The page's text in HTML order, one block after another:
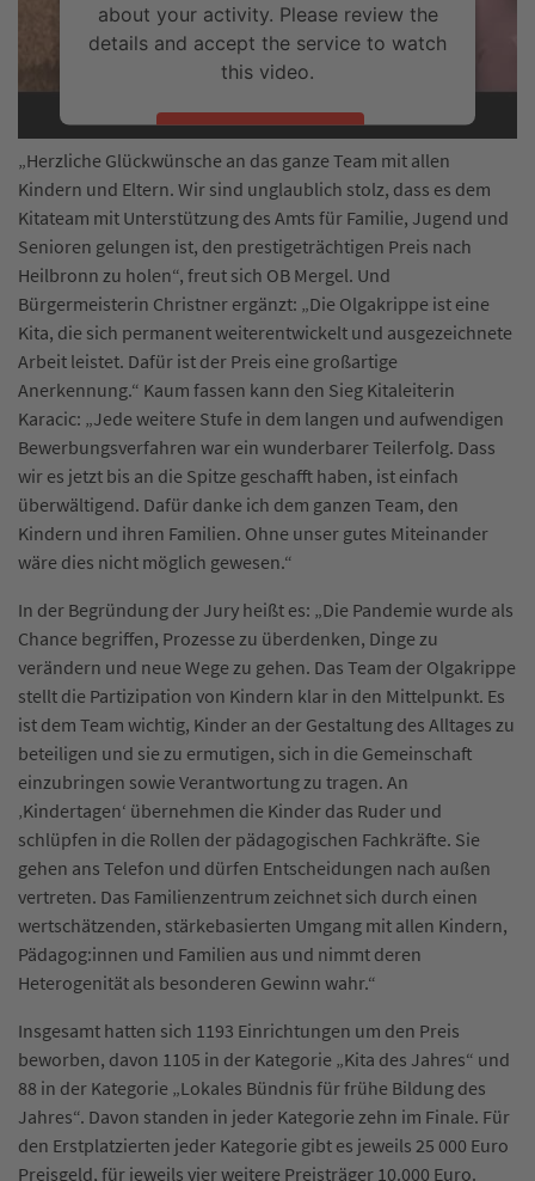
about your activity. Please review the
details and accept the service to watch
this video.
More Information
Accept
„Herzliche Glückwünsche an das ganze Team mit allen
Kindern und Eltern. Wir sind unglaublich stolz, dass es dem
Kitateam mit Unterstützung des Amts für Familie, Jugend und
Senioren gelungen ist, den prestigeträchtigen Preis nach
Heilbronn zu holen“, freut sich OB Mergel. Und
Bürgermeisterin Christner ergänzt: „Die Olgakrippe ist eine
Kita, die sich permanent weiterentwickelt und ausgezeichnete
Arbeit leistet. Dafür ist der Preis eine großartige
Anerkennung.“ Kaum fassen kann den Sieg Kitaleiterin
Karacic: „Jede weitere Stufe in dem langen und aufwendigen
Bewerbungsverfahren war ein wunderbarer Teilerfolg. Dass
wir es jetzt bis an die Spitze geschafft haben, ist einfach
überwältigend. Dafür danke ich dem ganzen Team, den
Kindern und ihren Familien. Ohne unser gutes Miteinander
wäre dies nicht möglich gewesen.“
In der Begründung der Jury heißt es: „Die Pandemie wurde als
Chance begriffen, Prozesse zu überdenken, Dinge zu
verändern und neue Wege zu gehen. Das Team der Olgakrippe
stellt die Partizipation von Kindern klar in den Mittelpunkt. Es
ist dem Team wichtig, Kinder an der Gestaltung des Alltages zu
beteiligen und sie zu ermutigen, sich in die Gemeinschaft
einzubringen sowie Verantwortung zu tragen. An
‚Kindertagen‘ übernehmen die Kinder das Ruder und
schlüpfen in die Rollen der pädagogischen Fachkräfte. Sie
gehen ans Telefon und dürfen Entscheidungen nach außen
vertreten. Das Familienzentrum zeichnet sich durch einen
wertschätzenden, stärkebasierten Umgang mit allen Kindern,
Pädagog:innen und Familien aus und nimmt deren
Heterogenität als besonderen Gewinn wahr.“
Insgesamt hatten sich 1193 Einrichtungen um den Preis
beworben, davon 1105 in der Kategorie „Kita des Jahres“ und
88 in der Kategorie „Lokales Bündnis für frühe Bildung des
Jahres“. Davon standen in jeder Kategorie zehn im Finale. Für
den Erstplatzierten jeder Kategorie gibt es jeweils 25 000 Euro
Preisgeld, für jeweils vier weitere Preisträger 10.000 Euro.